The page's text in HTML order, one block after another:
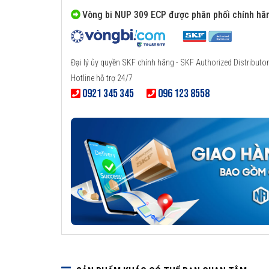
Vòng bi NUP 309 ECP được phân phối chính
Đại lý ủy quyền SKF chính hãng - SKF Authorized Distributor
Hotline hỗ trợ 24/7
0921 345 345 096 123 8558